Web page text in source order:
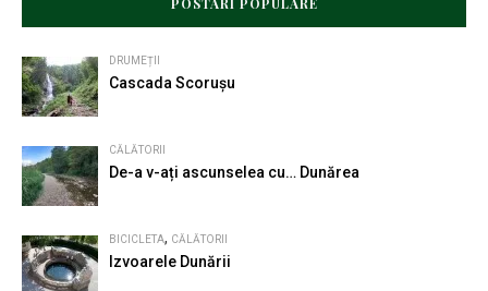
DRUMEȚII
Cascada Scorușu
CĂLĂTORII
De-a v-ați ascunselea cu… Dunărea
BICICLETA, CĂLĂTORII
Izvoarele Dunării